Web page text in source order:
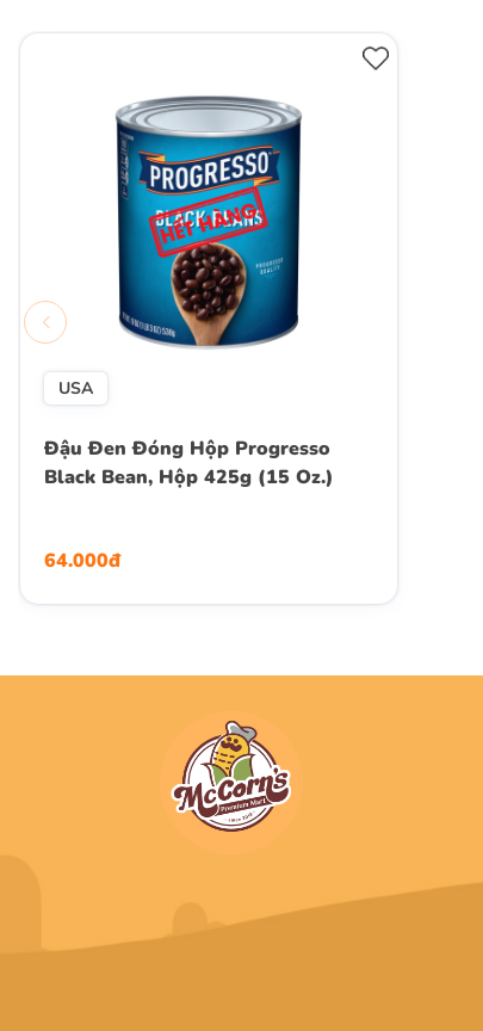
USA
Đậu Đen Đóng Hộp Progresso
Black Bean, Hộp 425g (15 Oz.)
64.000đ